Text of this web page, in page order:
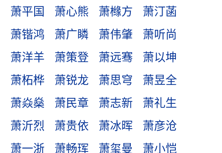
萧平国
萧心熊 萧橼方
萧汀菡
萧锴鸿
萧广瞵 萧伟肇
萧听尚
萧洋羊
萧策登 萧远骞
萧以坤
萧柘桦
萧锐龙 萧思穹
萧昱全
萧焱燊
萧民章 萧志新
萧礼生
萧沂烈
萧贵依 萧冰晖
萧彦沧
萧一浙
萧畅珲 萧玺曼
萧小恺